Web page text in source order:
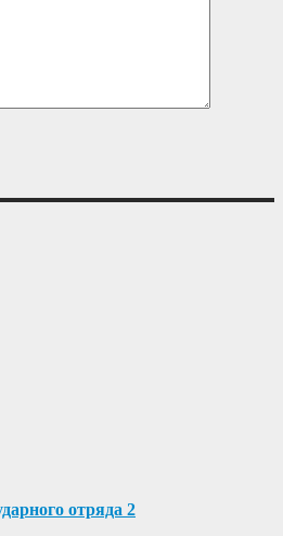
отряда 2